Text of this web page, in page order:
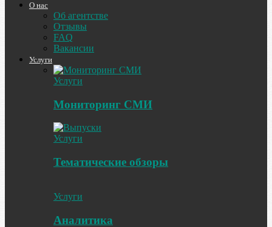
О нас
Об агентстве
Отзывы
FAQ
Вакансии
Услуги
Услуги
Мониторинг СМИ
Услуги
Тематические обзоры
Услуги
Аналитика